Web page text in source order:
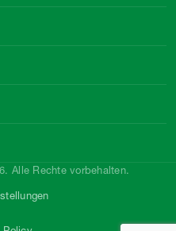
Alle Rechte vorbehalten.